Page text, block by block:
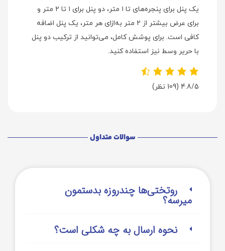
یک پنل برای پنجره‌های تا ۱ متر، دو پنل برای ۱ تا ۲ متر و
برای عرض بیشتر از ۲ متر به‌ازای هر متر، یک پنل اضافه
کافی است. برای پوشش کامل، می‌توانید از ترکیب دو پنل
با حریر وسط نیز استفاده کنید.
4.8/5 (109 نظر)
سوالات متداول
روتختی‌‌ها چندروزه بدستمون
میرسه؟
نحوه ارسال به چه شکلی است؟